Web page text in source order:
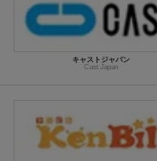
キャストジャパン
Cast Japan